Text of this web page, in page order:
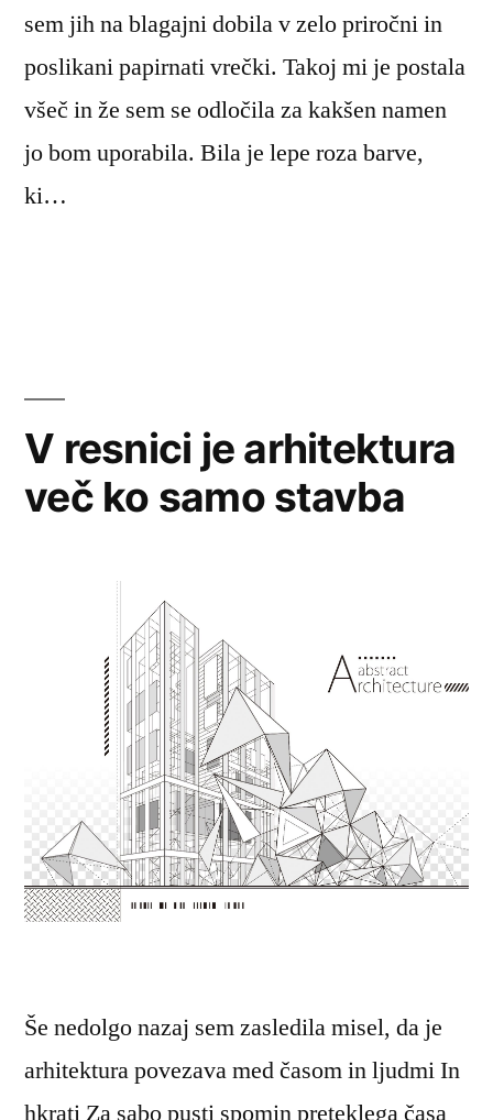
sem jih na blagajni dobila v zelo priročni in
poslikani papirnati vrečki. Takoj mi je postala
všeč in že sem se odločila za kakšen namen
jo bom uporabila. Bila je lepe roza barve,
ki…
V resnici je arhitektura
več ko samo stavba
Še nedolgo nazaj sem zasledila misel, da je
arhitektura povezava med časom in ljudmi In
hkrati Za sabo pusti spomin preteklega časa